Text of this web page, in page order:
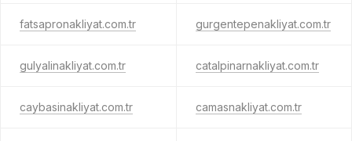
fatsapronakliyat.com.tr gurgentepenakliyat.com.tr
gulyalinakliyat.com.tr catalpinarnakliyat.com.tr
caybasinakliyat.com.tr camasnakliyat.com.tr